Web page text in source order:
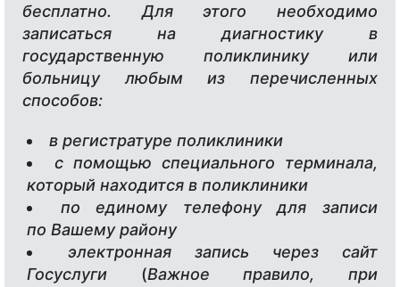
бесплатно. Для этого необходимо
записаться на диагностику в
государственную поликлинику или
больницу любым из перечисленных
способов:
в регистратуре поликлиники
с помощью специального терминала,
который находится в поликлиники
по единому телефону для записи
по Вашему району
электронная запись через сайт
Госуслуги (Важное правило, при